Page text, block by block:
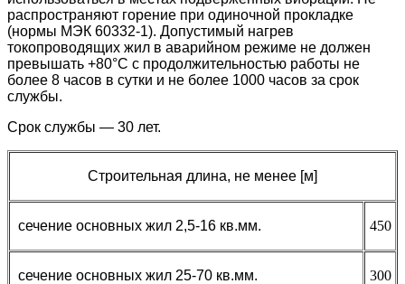
распространяют горение при одиночной прокладке
(нормы МЭК 60332-1). Допустимый нагрев
токопроводящих жил в аварийном режиме не должен
превышать +80°С с продолжительностью работы не
более 8 часов в сутки и не более 1000 часов за срок
службы.
Срок службы — 30 лет.
Строительная длина, не менее [м]
сечение основных жил 2,5-16 кв.мм. 450
сечение основных жил 25-70 кв.мм. 300